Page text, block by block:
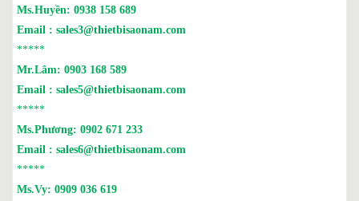
Ms.Huyền: 0938 158 689
Email : sales3@thietbisaonam.com
*****
Mr.Lâm: 0903 168 589
Email : sales5@thietbisaonam.com
*****
Ms.Phương: 0902 671 233
Email : sales6@thietbisaonam.com
*****
Ms.Vy: 0909 036 619